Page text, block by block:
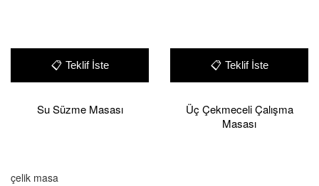
📋 Teklif İste
Su Süzme Masası
📋 Teklif İste
Üç Çekmeceli Çalışma
Masası
çelik masa